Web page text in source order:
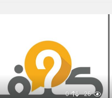
26
0